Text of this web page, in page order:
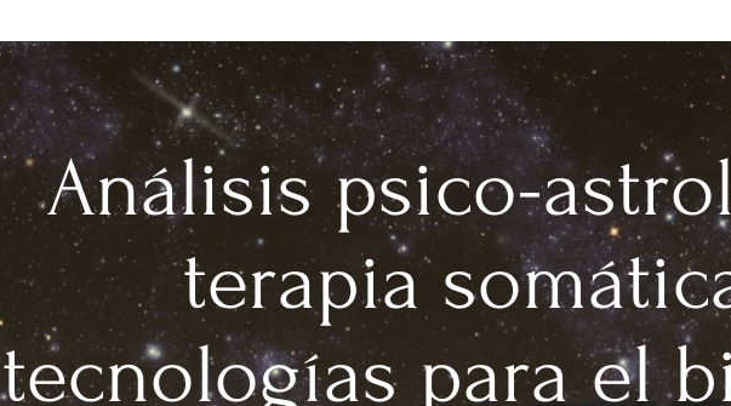
Análisis psico-
terapia
tecnologías para el